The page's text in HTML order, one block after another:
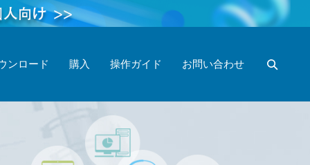
ンロード 購入 操作ガイド お問い合わせ